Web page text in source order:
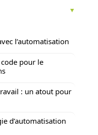
l’automatisation
pour le
: un atout pour
d’automatisation